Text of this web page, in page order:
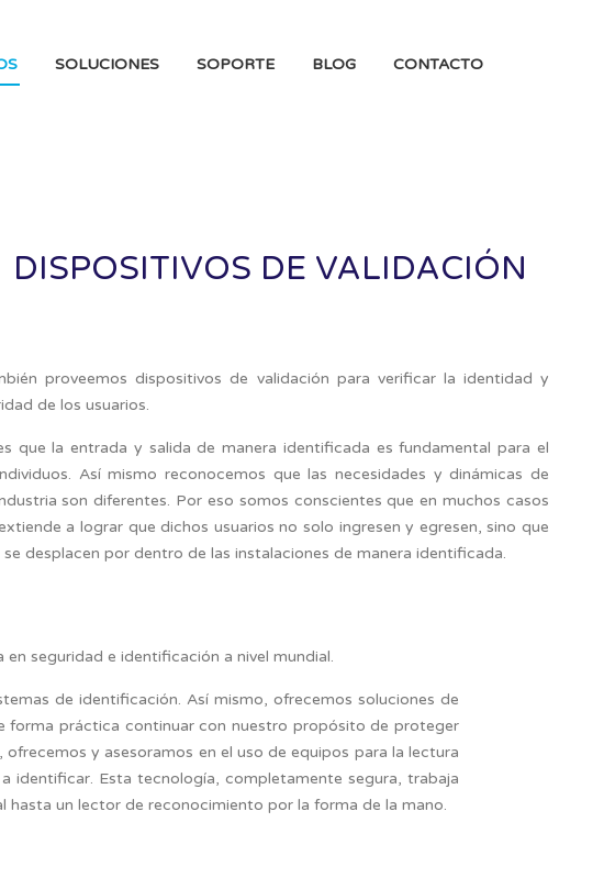
SOLUCIONES SOPORTE BLOG CONTACTO
DISPOSITIVOS DE VALIDACIÓN
proveemos dispositivos de validación para verificar la identidad y
de los usuarios.
que la entrada y salida de manera identificada es fundamental para el
Así mismo reconocemos que las necesidades y dinámicas de
son diferentes. Por eso somos conscientes que en muchos casos
a lograr que dichos usuarios no solo ingresen y egresen, sino que
desplacen por dentro de las instalaciones de manera identificada.
seguridad e identificación a nivel mundial.
de identificación. Así mismo, ofrecemos soluciones de
forma práctica continuar con nuestro propósito de proteger
y asesoramos en el uso de equipos para la lectura
identificar. Esta tecnología, completamente segura, trabaja
un lector de reconocimiento por la forma de la mano.